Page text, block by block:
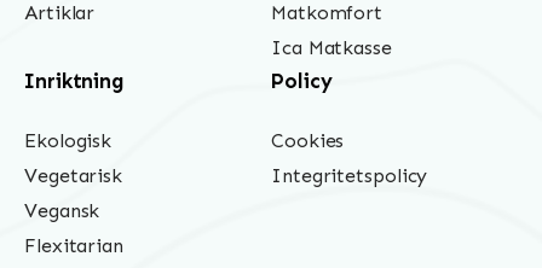
Artiklar
Matkomfort
Ica Matkasse
Inriktning
Ekologisk
Vegetarisk
Vegansk
Flexitarian
Policy
Cookies
Integritetspolicy